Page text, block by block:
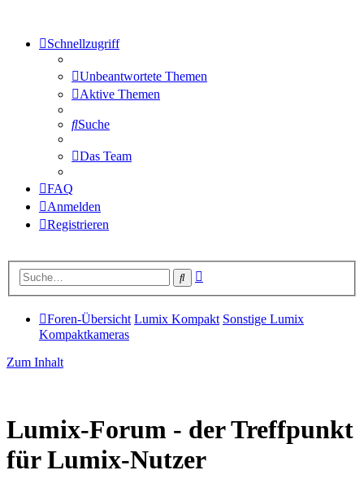
Schnellzugriff
Unbeantwortete Themen
Aktive Themen
Suche
Das Team
FAQ
Anmelden
Registrieren
Suche
Foren-Übersicht Lumix Kompakt Sonstige Lumix
Kompaktkameras
Zum Inhalt
Lumix-Forum - der Treffpunkt
für Lumix-Nutzer